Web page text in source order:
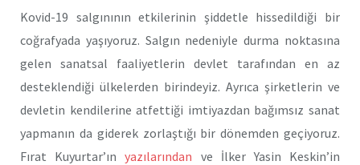
Kovid-19 salgınının etkilerinin şiddetle hissedildiği bir
coğrafyada yaşıyoruz. Salgın nedeniyle durma noktasına
gelen sanatsal faaliyetlerin devlet tarafından en az
desteklendiği ülkelerden birindeyiz. Ayrıca şirketlerin ve
devletin kendilerine atfettiği imtiyazdan bağımsız sanat
yapmanın da giderek zorlaştığı bir dönemden geçiyoruz.
Fırat Kuyurtar’ınyazılarından ve İlker Yasin Keskin’in